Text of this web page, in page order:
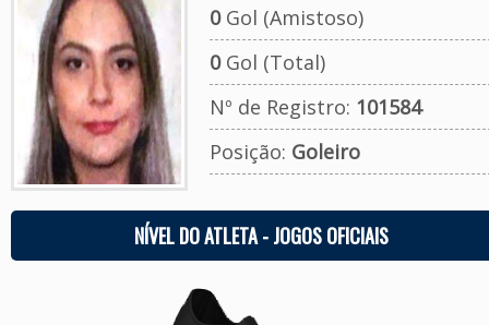
0Gol (Amistoso)
0Gol (Total)
Nº de Registro: 101584
Posição: Goleiro
NÍVEL DO ATLETA - JOGOS OFICIAIS